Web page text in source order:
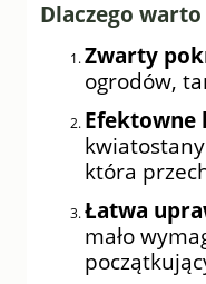
Dlaczego
Zwarty
ogrodów,
która
Łatwa
mało